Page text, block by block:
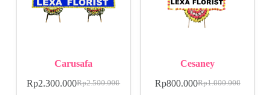
Carusafa
Rp2.500.000
Rp2.300.000
Cesaney
Rp1.000.000
Rp800.000